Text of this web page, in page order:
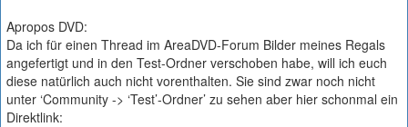
Apropos DVD:
Da ich für einen Thread im AreaDVD-Forum Bilder meines Regals
angefertigt und in den Test-Ordner verschoben habe, will ich euch
diese natürlich auch nicht vorenthalten. Sie sind zwar noch nicht
unter ‘Community -> ‘Test’-Ordner’ zu sehen aber hier schonmal ein
Direktlink: